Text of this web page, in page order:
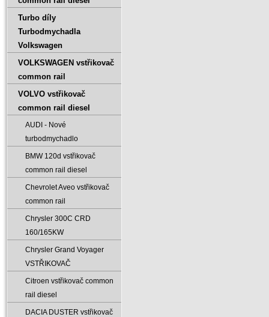
Turbo díly
Turbodmychadla
Volkswagen
VOLKSWAGEN vstřikovač
common rail
VOLVO vstřikovač
common rail diesel
AUDI - Nové
turbodmychadlo
BMW 120d vstřikovač
common rail diesel
Chevrolet Aveo vstřikovač
common rail
Chrysler 300C CRD
160/165KW
Chrysler Grand Voyager
VSTŘIKOVAČ
Citroen vstřikovač common
rail diesel
DACIA DUSTER vstřikovač